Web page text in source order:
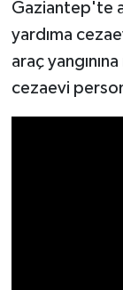
Gaziantep'te
yardıma
araç
cezaevi
Teknoloji
Türkiye